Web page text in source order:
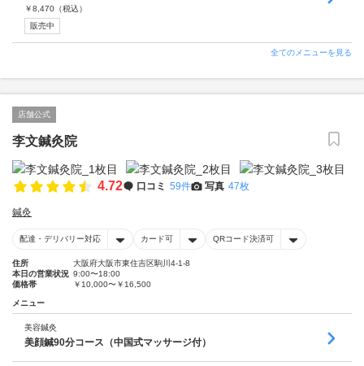
￥8,470 （税込）
販売中
全てのメニューを見る
店舗公式
李文鍼灸院
4.72 口コミ 59件 写真 47枚
鍼灸
配達・デリバリー対応 カード可 QRコード決済可
住所
大阪府大阪市東住吉区駒川4-1-8
本日の営業状況 9:00〜18:00
価格帯
￥10,000〜￥16,500
メニュー
美容鍼灸
美顔鍼90分コース（中国式マッサージ付）